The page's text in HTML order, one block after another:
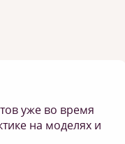
уже во время
на моделях и